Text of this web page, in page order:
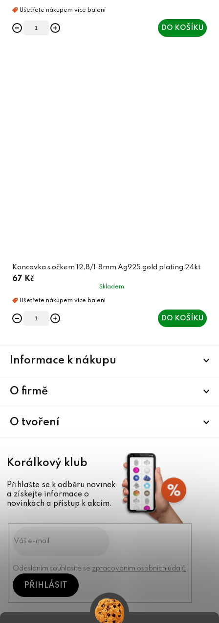
DO KOŠÍKU
Koncovka s očkem 12,8/1,8mm Ag925 gold plating 24kt
67 Kč
Skladem
DO KOŠÍKU
Informace k nákupu
O firmě
O tvoření
Korálkový klub
Přihlašte se k odběru novinek
a získejte informace o
novinkách a přístup k akcím.
Odesláním souhlasíte se zpracováním osobních údajů
PŘIHLÁSIT